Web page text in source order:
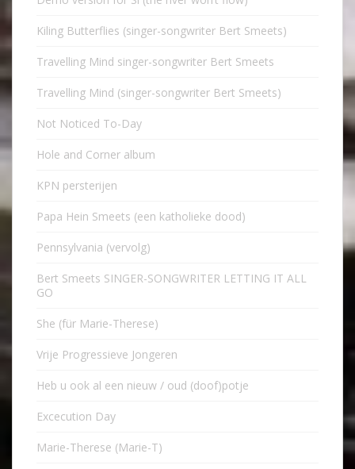
Kiling Butterflies (singer-songwriter Bert Smeets)
Travelling Mind singer-songwriter Bert Smeets
Travelling Mind (singer-songwriter Bert Smeets)
Not Noticed To-Day
Hole and Corner album
KPN persterijen
Papa Hein Smeets (een katholieke dood)
Pennsylvania (vervolg)
Bert Smeets SINGER-SONGWRITER LETTING IT ALL
GO
She (für Marie-Therese)
Vrije Progressieve Jongeren
Heb u ook al een nieuw / oud (doof)potje
Excecution Day
Marie-Therese (Marie-T)